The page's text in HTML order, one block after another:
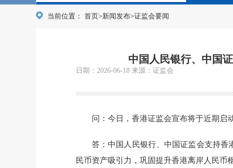
当前位置： 首页>新闻发布>证监会要闻
中国人民银行、中国
日期：2026-06-18 来源：证监会
问：今日，香港证监会宣布将于近期启
答： 中国人民银行、中国证监会支持香
民币资产吸引力，巩固提升香港离岸人民币